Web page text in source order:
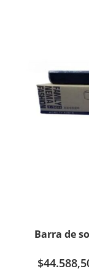
Barra de
$